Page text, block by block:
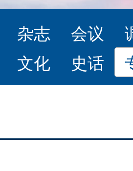
杂志 会议
文化
史话